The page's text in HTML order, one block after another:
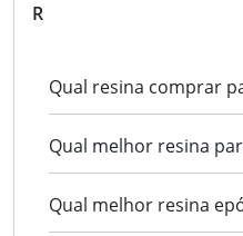
R
Qual resina comprar
Qual melhor resina
Qual melhor resina